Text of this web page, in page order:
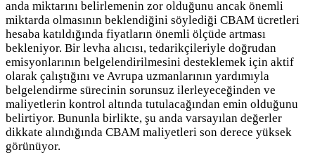
anda miktarını belirlemenin zor olduğunu ancak önemli
miktarda olmasının beklendiğini söylediği CBAM ücretleri
hesaba katıldığında fiyatların önemli ölçüde artması
bekleniyor. Bir levha alıcısı, tedarikçileriyle doğrudan
emisyonlarının belgelendirilmesini desteklemek için aktif
olarak çalıştığını ve Avrupa uzmanlarının yardımıyla
belgelendirme sürecinin sorunsuz ilerleyeceğinden ve
maliyetlerin kontrol altında tutulacağından emin olduğunu
belirtiyor. Bununla birlikte, şu anda varsayılan değerler
dikkate alındığında CBAM maliyetleri son derece yüksek
görünüyor.